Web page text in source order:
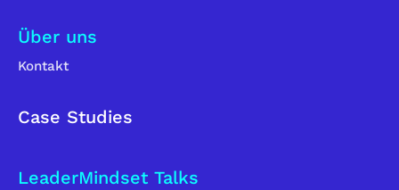
Über uns
Kontakt
Case Studies
LeaderMindset Talks